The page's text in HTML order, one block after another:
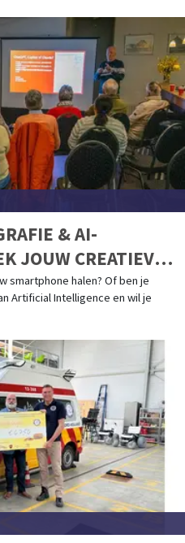
& AI-
JOUW CREATIEVE
smartphone halen? Of ben je
Artificial Intelligence en wil je